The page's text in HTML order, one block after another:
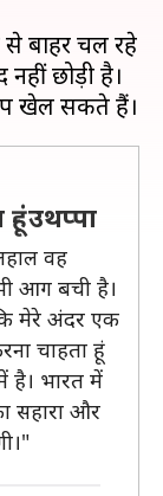
बाहर चल रहे
छोड़ी है।
उथप्पा
वह
आग बची है।
मेरे अंदर एक
चाहता हूं
है। भारत में
सहारा और